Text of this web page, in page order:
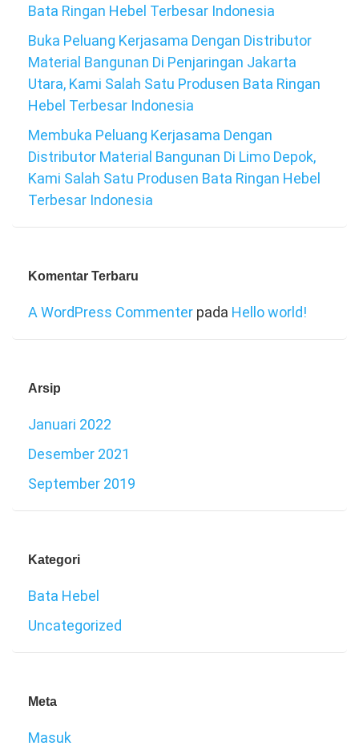
Bata Ringan Hebel Terbesar Indonesia
Buka Peluang Kerjasama Dengan Distributor
Material Bangunan Di Penjaringan Jakarta
Utara, Kami Salah Satu Produsen Bata Ringan
Hebel Terbesar Indonesia
Membuka Peluang Kerjasama Dengan
Distributor Material Bangunan Di Limo Depok,
Kami Salah Satu Produsen Bata Ringan Hebel
Terbesar Indonesia
Komentar Terbaru
A WordPress Commenter pada Hello world!
Arsip
Januari 2022
Desember 2021
September 2019
Kategori
Bata Hebel
Uncategorized
Meta
Masuk